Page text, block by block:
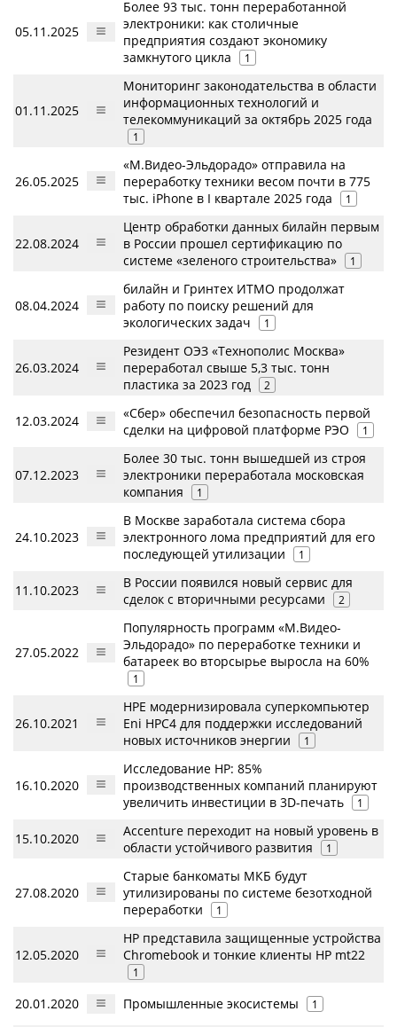
05.11.2025
Более 93 тыс. тонн переработанной
электроники: как столичные
предприятия создают экономику
замкнутого цикла
1
01.11.2025
Мониторинг законодательства в области
информационных технологий и
телекоммуникаций за октябрь 2025 года
1
26.05.2025
«М.Видео-Эльдорадо» отправила на
переработку техники весом почти в 775
тыс. iPhone в I квартале 2025 года
1
22.08.2024
Центр обработки данных билайн первым
в России прошел сертификацию по
системе «зеленого строительства»
1
08.04.2024
билайн и Гринтех ИТМО продолжат
работу по поиску решений для
экологических задач
1
26.03.2024
Резидент ОЭЗ «Технополис Москва»
переработал свыше 5,3 тыс. тонн
пластика за 2023 год
2
12.03.2024
«Сбер» обеспечил безопасность первой
сделки на цифровой платформе РЭО
1
07.12.2023
Более 30 тыс. тонн вышедшей из строя
электроники переработала московская
компания
1
24.10.2023
В Москве заработала система сбора
электронного лома предприятий для его
последующей утилизации
1
11.10.2023
В России появился новый сервис для
сделок с вторичными ресурсами
2
27.05.2022
Популярность программ «М.Видео-
Эльдорадо» по переработке техники и
батареек во вторсырье выросла на 60%
1
26.10.2021
HPE модернизировала суперкомпьютер
Eni HPC4 для поддержки исследований
новых источников энергии
1
16.10.2020
Исследование HP: 85%
производственных компаний планируют
увеличить инвестиции в 3D-печать
1
15.10.2020
Accenture переходит на новый уровень в
области устойчивого развития
1
27.08.2020
Старые банкоматы МКБ будут
утилизированы по системе безотходной
переработки
1
12.05.2020
HP представила защищенные устройства
Chromebook и тонкие клиенты HP mt22
1
20.01.2020 Промышленные экосистемы 1